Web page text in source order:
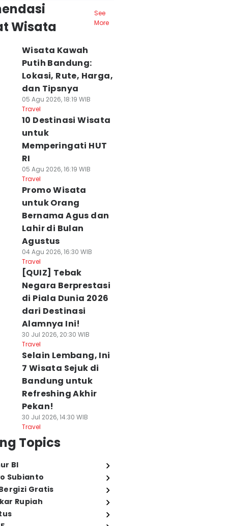
Wisata
See
More
Wisata Kawah
Putih Bandung:
Lokasi, Rute, Harga,
dan Tipsnya
05 Agu 2026, 18:19 WIB
Travel
10 Destinasi Wisata
untuk
Memperingati HUT
RI
05 Agu 2026, 16:19 WIB
Travel
Promo Wisata
untuk Orang
Bernama Agus dan
Lahir di Bulan
Agustus
04 Agu 2026, 16:30 WIB
Travel
[QUIZ] Tebak
Negara Berprestasi
di Piala Dunia 2026
dari Destinasi
Alamnya Ini!
30 Jul 2026, 20:30 WIB
Travel
Selain Lembang, Ini
7 Wisata Sejuk di
Bandung untuk
Refreshing Akhir
Pekan!
30 Jul 2026, 14:30 WIB
Travel
Topics
BI
Subianto
Gratis
Rupiah